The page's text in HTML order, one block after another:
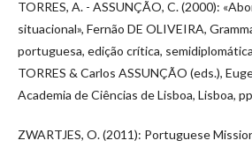
TORRES, A. - ASSUNÇÃO, C. (2000):
situacional», Fernão DE OLIVEIRA,
portuguesa, edição crítica,
TORRES & Carlos ASSUNÇÃO (eds.),
Academia de Ciências de Lisboa, Lisboa,
ZWARTJES, O. (2011): Portuguese